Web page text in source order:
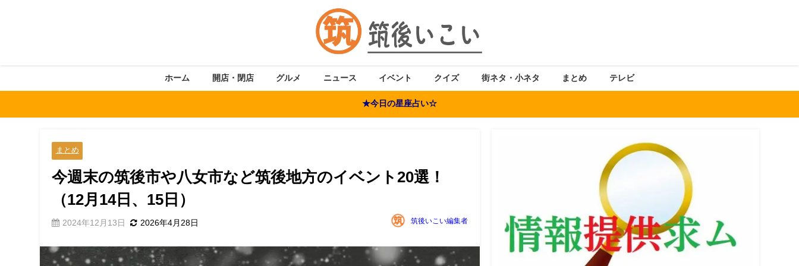
ホーム 開店・閉店 グルメ ニュース イベント クイズ 街ネタ・小ネタ まとめ テレビ
★今日の星座占い☆
まとめ
今週末の筑後市や八女市など筑後地方のイベント20選！
（12月14日、15日）
2024年12月13日 2026年4月28日 筑後いこい編集者